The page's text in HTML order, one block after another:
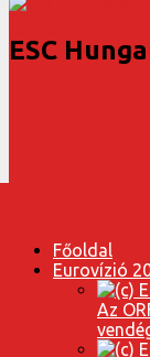
ESC
Főoldal
Eurovízió
Az